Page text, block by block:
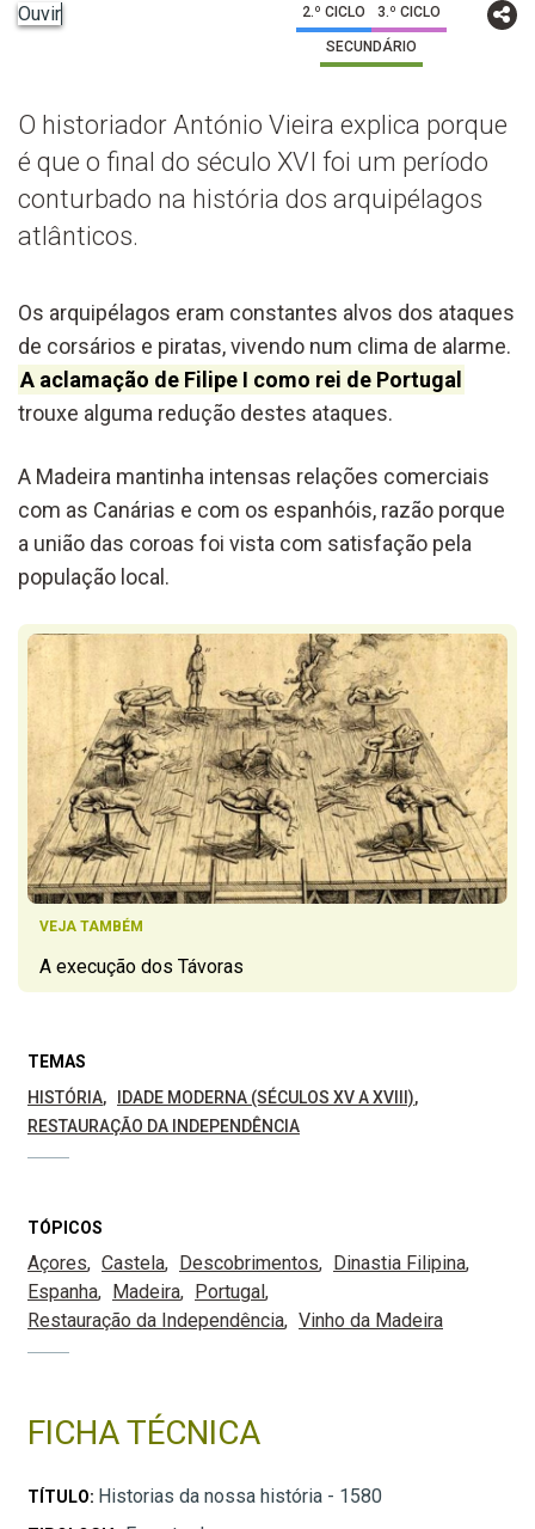
Ouvir 2.º CICLO 3.º CICLO
SECUNDÁRIO
O historiador António Vieira explica porque
é que o final do século XVI foi um período
conturbado na história dos arquipélagos
atlânticos.
Os arquipélagos eram constantes alvos dos ataques
de corsários e piratas, vivendo num clima de alarme.
A aclamação de Filipe I como rei de Portugal
trouxe alguma redução destes ataques.
A Madeira mantinha intensas relações comerciais
com as Canárias e com os espanhóis, razão porque
a união das coroas foi vista com satisfação pela
população local.
VEJA TAMBÉM
A execução dos Távoras
TEMAS
HISTÓRIA
IDADE MODERNA (SÉCULOS XV A XVIII)
RESTAURAÇÃO DA INDEPENDÊNCIA
TÓPICOS
Açores Castela Descobrimentos
Dinastia Filipina
Espanha
Madeira
Portugal
Restauração da Independência
Vinho da Madeira
FICHA TÉCNICA
TÍTULO: Historias da nossa história - 1580